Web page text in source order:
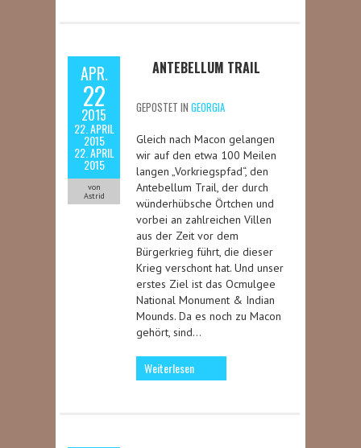
APR.
22
2015
22. APRIL
2015
22. APRIL
2015
von
Astrid
ANTEBELLUM TRAIL
GEPOSTET IN GEORGIA
Gleich nach Macon gelangen
wir auf den etwa 100 Meilen
langen „Vorkriegspfad“, den
Antebellum Trail, der durch
wünderhübsche Örtchen und
vorbei an zahlreichen Villen
aus der Zeit vor dem
Bürgerkrieg führt, die dieser
Krieg verschont hat. Und unser
erstes Ziel ist das Ocmulgee
National Monument & Indian
Mounds. Da es noch zu Macon
gehört, sind…
Weiterlesen